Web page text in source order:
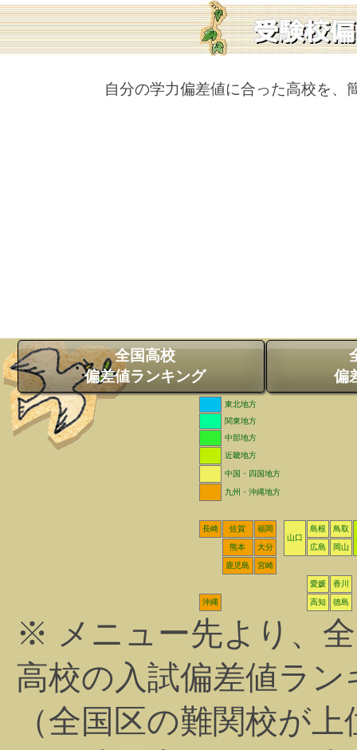
自分の学力偏差値に合った高校を、
全国高校
偏差値ランキング
偏
東北地方
関東地方
中部地方
近畿地方
中国・四国地方
九州・沖縄地方
長崎 佐賀
福岡
山口
島根
鳥取
熊本
大分 広島 岡山
鹿児島 宮崎
愛媛 香川
沖縄 高知 徳島
※ メニュー先より、
高校の入試偏差値ラ
（全国区の難関校が